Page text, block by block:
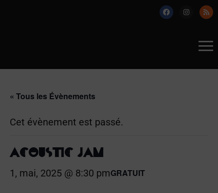
« Tous les Évènements
Cet évènement est passé.
ACOUSTIC JAM
1, mai, 2025 @ 8:30 pmGRATUIT